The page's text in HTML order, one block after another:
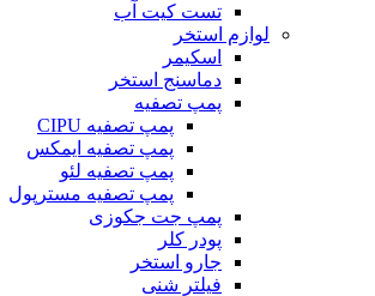
تست کیت آب
لوازم استخر
اسکیمر
دماسنج استخر
پمپ تصفیه
پمپ تصفیه CIPU
پمپ تصفیه ایمکس
پمپ تصفیه لئو
پمپ تصفیه مسترپول
پمپ جت جکوزی
پودر کلر
جارو استخر
فیلتر شنی